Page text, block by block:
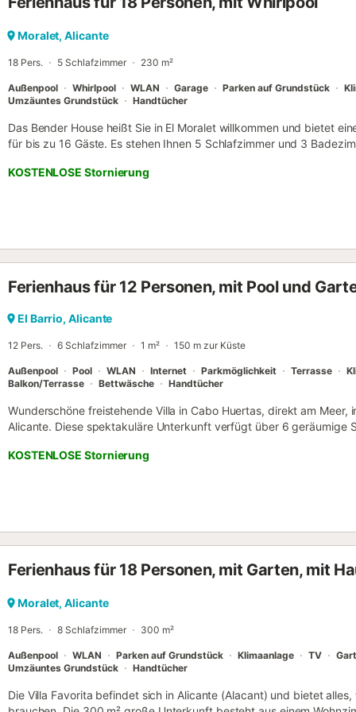
Moralet, Alicante
18 Pers. 5 Schlafzimmer 230 m²
Außenpool Whirlpool WLAN Garage Parken auf Grundstück
Umzäuntes Grundstück
Handtücher
Das Bender House heißt Sie in El Moralet willkommen und bietet
für bis zu 16 Gäste. Es stehen Ihnen 5 Schlafzimmer und 3
von Mahlzeiten benötigen. Zur Ausstattung gehören WLAN für
Schlafzimmern und im Wohnzimmer, Heizung über Radiator im
Schlafzimmern, TV und Waschmaschine. Die Unterkunft verfügt
und ermöglicht einen bequemen Self-Check-in. Genießen Sie
sowie eine offene Terrasse – ideal zum Entspannen mit Bergblick.
auf dem Grundstück, 2 gemeinsame Garagenplätze sowie Parken
sind. Ein gemeinschaftlicher Fahrradabstellraum steht Ihnen zur
KOSTENLOSE Stornierung
Ferienhaus für 12 Personen, mit Pool und
El Barrio, Alicante
12 Pers. 6 Schlafzimmer 1 m² 150 m zur Küste
Außenpool Pool WLAN Internet Parkmöglichkeit Terrasse
Balkon/Terrasse
Bettwäsche Handtücher
Wunderschöne freistehende Villa in Cabo Huertas, direkt am Meer,
Alicante. Diese spektakuläre Unterkunft verfügt über 6 geräumige
mediterrane Brise zu genießen. Nur wenige Schritte von den
de Alicante entfernt ist dies der perfekte Ort für einen
verteilt, bietet diese Villa Komfort und Platz in jeder Ecke. Im
Esszimmer, eine voll ausgestattete Küche, eine Terrasse, ein
ein Schlafzimmer und ein komplettes Badezimmer. Die zweite
Entspannen und Genießen der friedlichen Umgebung. Um Ihre
nicht von Ihrem Bankkonto abgebucht. Dieses Verfahren wird von
KOSTENLOSE Stornierung
Ferienhaus für 18 Personen, mit Garten, mit
Moralet, Alicante
18 Pers. 8 Schlafzimmer 300 m²
Außenpool WLAN Parken auf Grundstück Klimaanlage TV
Umzäuntes Grundstück
Handtücher
Die Villa Favorita befindet sich in Alicante (Alacant) und bietet